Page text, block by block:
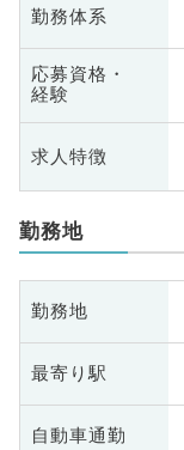
勤務体系
応募資格・
経験
求人特徴
勤務地
勤務地
最寄り駅
自動車通勤